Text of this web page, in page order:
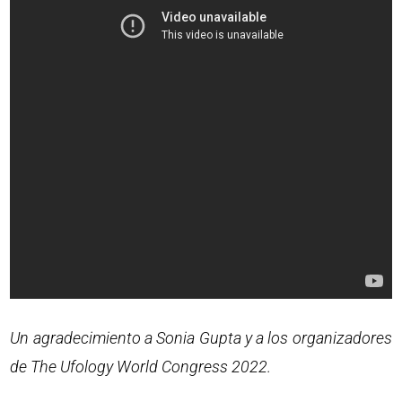
Un agradecimiento a Sonia Gupta y a los organizadores
de The Ufology World Congress 2022.